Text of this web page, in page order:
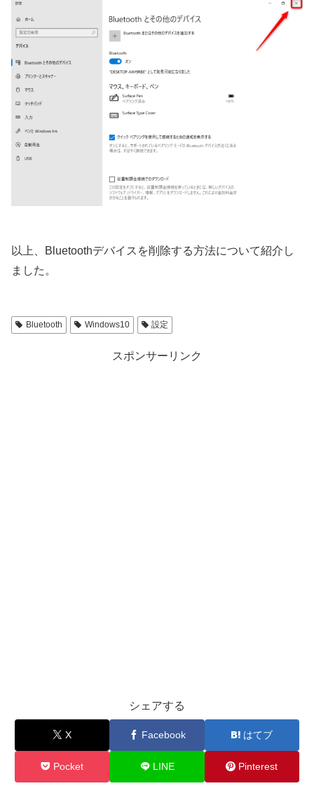
以上、Bluetoothデバイスを削除する方法について紹介し
ました。
Bluetooth Windows10 設定
スポンサーリンク
シェアする
X Facebook はてブ
Pocket LINE Pinterest